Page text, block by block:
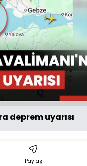
deprem uyarısı
Paylaş